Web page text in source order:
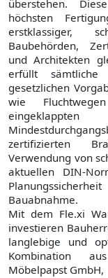
überstehen.
höchsten
erstklassiger,
Baubehörden,
und Architekten
erfüllt sämtliche
gesetzlichen
wie
zertifizierten
Verwendung von
aktuellen DIN-
Bauabnahme.
Mit dem Fle.xi
investieren
langlebige und
Kombination
Möbelpapst GmbH,